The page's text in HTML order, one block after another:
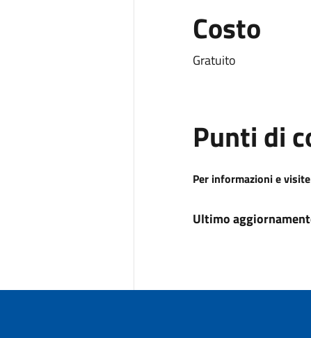
Costo
Gratuito
Punti di
Per informazioni e visite
Ultimo